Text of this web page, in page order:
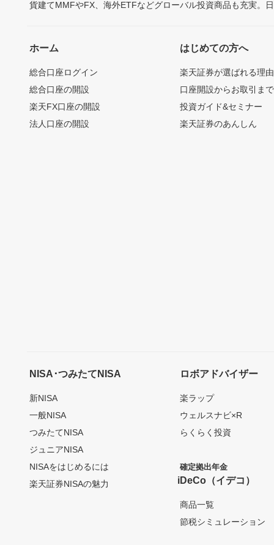
貨建てMMFやFX、海外ETFなどグローバル投資商品も充実。
ホーム
総合口座ログイン
総合口座の開設
楽天FX口座の開設
法人口座の開設
はじめての方へ
楽天証券が選ばれる理由
口座開設からお取引ま
投資ガイド&セミナー
楽天証券のあんしん
NISA･つみたてNISA
新NISA
一般NISA
つみたてNISA
ジュニアNISA
NISAをはじめるには
楽天証券NISAの魅力
ロボアドバイザー
楽ラップ
ウェルスナビ×R
らくらく投資
確定拠出年金
iDeCo（イデコ）
商品一覧
節税シミュレーション